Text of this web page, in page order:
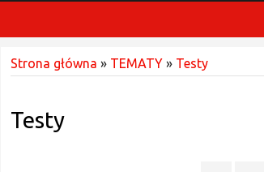
Strona główna » TEMATY » Testy
Testy